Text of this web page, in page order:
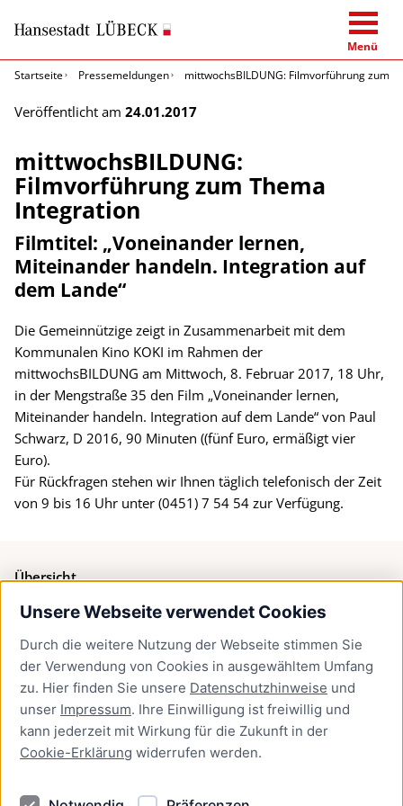
Unsere Webseite verwendet Cookies
Durch die weitere Nutzung der Webseite stimmen Sie
der Verwendung von Cookies in ausgewähltem Umfang
zu. Hier finden Sie unsere Datenschutzhinweise und
unser Impressum. Ihre Einwilligung ist freiwillig und
kann jederzeit mit Wirkung für die Zukunft in der
Cookie-Erklärung widerrufen werden.
Menü
Startseite
Pressemeldungen mittwochsBILDUNG: Filmvorführung zum
Veröffentlicht am 24.01.2017
mittwochsBILDUNG:
Filmvorführung zum Thema
Integration
Filmtitel: „Voneinander lernen,
Miteinander handeln. Integration auf
dem Lande“
Die Gemeinnützige zeigt in Zusammenarbeit mit dem
Kommunalen Kino KOKI im Rahmen der
mittwochsBILDUNG am Mittwoch, 8. Februar 2017, 18 Uhr,
in der Mengstraße 35 den Film „Voneinander lernen,
Miteinander handeln. Integration auf dem Lande“ von Paul
Schwarz, D 2016, 90 Minuten ((fünf Euro, ermäßigt vier
Euro).
Für Rückfragen stehen wir Ihnen täglich telefonisch der Zeit
von 9 bis 16 Uhr unter (0451) 7 54 54 zur Verfügung.
Übersicht
Bürgerservice
Presse
Newsletter Lübeck:kompakt
Kontakt
Kontakt